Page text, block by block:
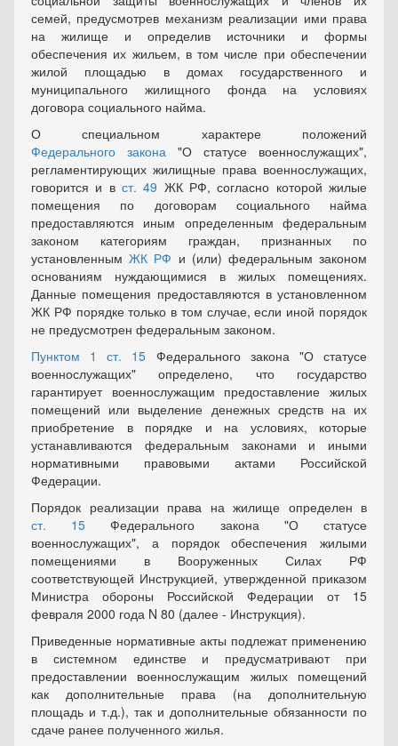
семей, предусмотрев механизм реализации ими права
на жилище и определив источники и формы
обеспечения их жильем, в том числе при обеспечении
жилой площадью в домах государственного и
муниципального жилищного фонда на условиях
договора социального найма.
О специальном характере положений
Федерального закона "О статусе военнослужащих",
регламентирующих жилищные права военнослужащих,
говорится и в ст. 49 ЖК РФ, согласно которой жилые
помещения по договорам социального найма
предоставляются иным определенным федеральным
законом категориям граждан, признанных по
установленнымЖК РФ и (или) федеральным законом
основаниям нуждающимися в жилых помещениях.
Данные помещения предоставляются в установленном
ЖК РФ порядке только в том случае, если иной порядок
не предусмотрен федеральным законом.
Пунктом 1 ст. 15 Федерального закона "О статусе
военнослужащих" определено, что государство
гарантирует военнослужащим предоставление жилых
помещений или выделение денежных средств на их
приобретение в порядке и на условиях, которые
устанавливаются федеральным законами и иными
нормативными правовыми актами Российской
Федерации.
Порядок реализации права на жилище определен в
ст. 15 Федерального закона "О статусе
военнослужащих", а порядок обеспечения жилыми
помещениями в Вооруженных Силах РФ
соответствующей Инструкцией, утвержденной приказом
Министра обороны Российской Федерации от 15
февраля 2000 года N 80 (далее - Инструкция).
Приведенные нормативные акты подлежат применению
в системном единстве и предусматривают при
предоставлении военнослужащим жилых помещений
как дополнительные права (на дополнительную
площадь и т.д.), так и дополнительные обязанности по
сдаче ранее полученного жилья.